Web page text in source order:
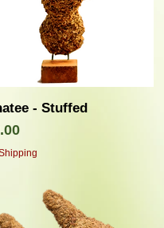
クイックビュー
- Stuffed